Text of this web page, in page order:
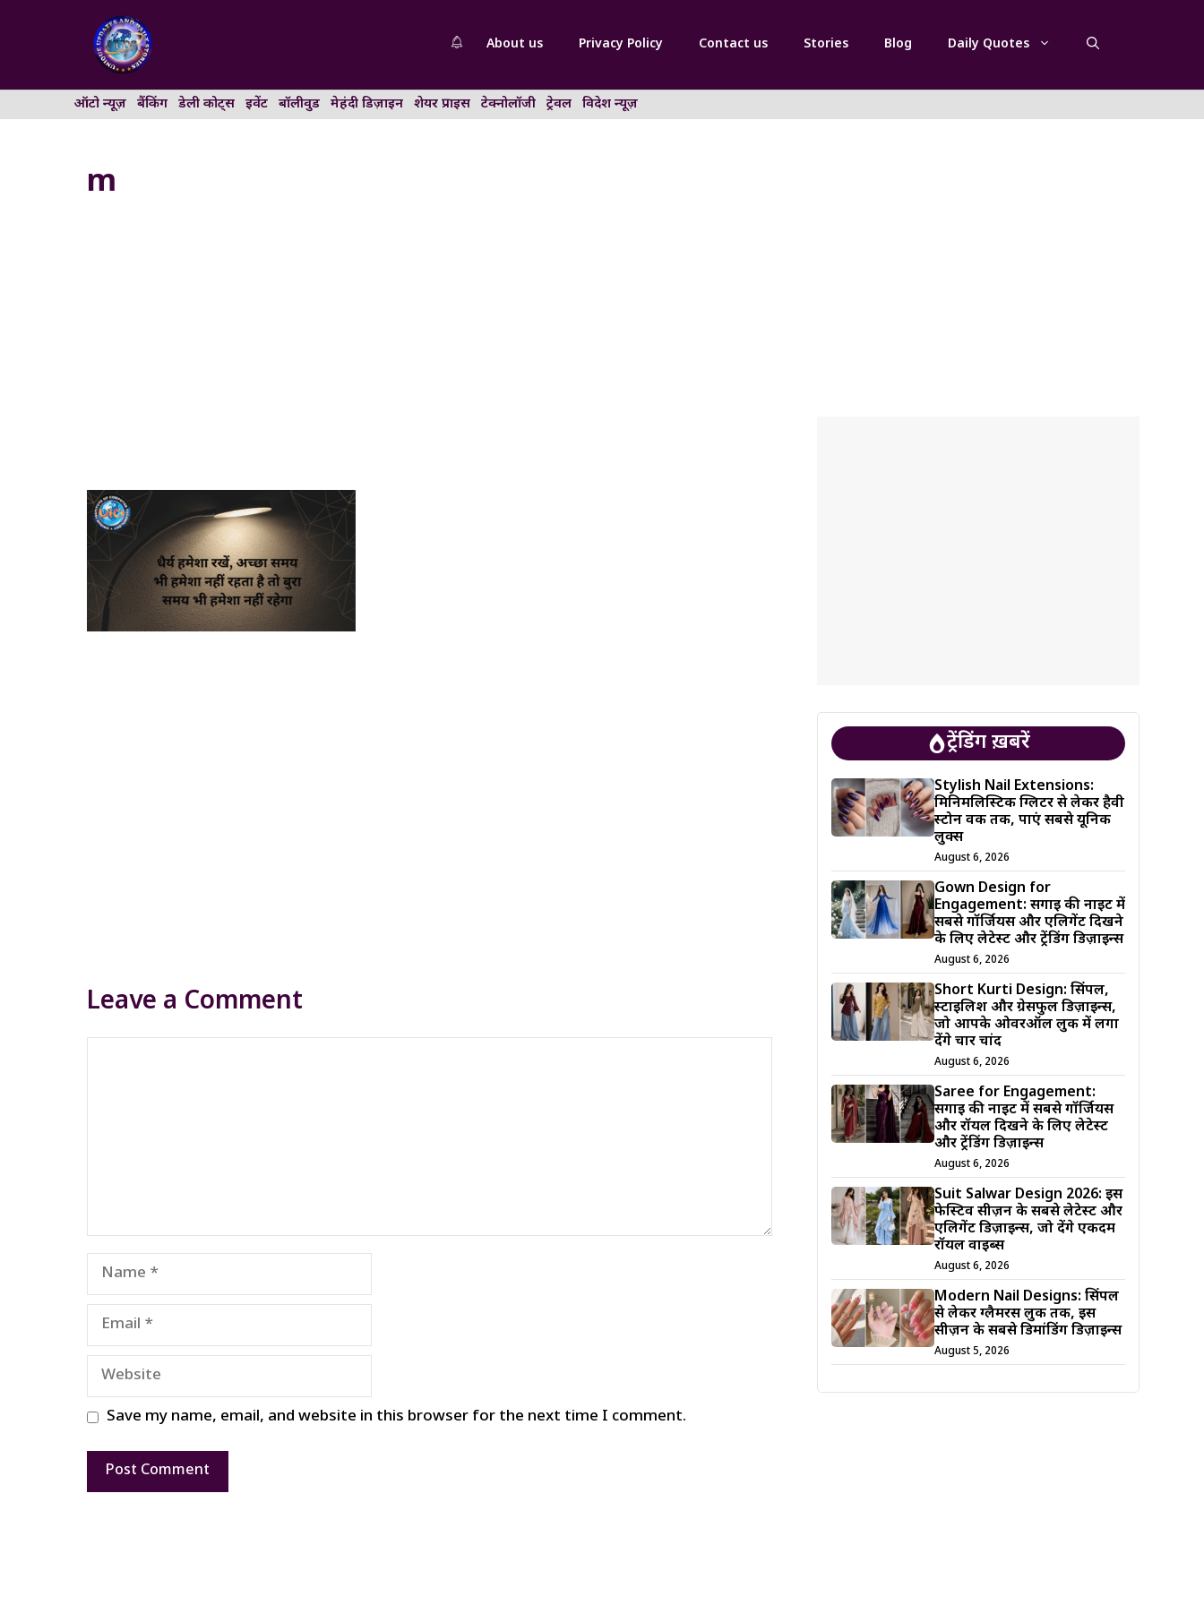
About us Privacy Policy Contact us Stories Blog Daily Quotes
ऑटो न्यूज़ बैंकिंग डेली कोट्स इवेंट बॉलीवुड मेहंदी डिज़ाइन शेयर प्राइस टेक्नोलॉजी ट्रेवल विदेश न्यूज़
m
Leave a Comment
Name
Email
Website
Save my name, email, and website in this browser for the next time I comment.
ट्रेंडिंग ख़बरें
Stylish Nail Extensions:
मिनिमलिस्टिक ग्लिटर से लेकर हैवी
स्टोन वर्क तक, पाएं सबसे यूनिक
लुक्स
August 6, 2026
Gown Design for
Engagement: सगाई की नाइट में
सबसे गॉर्जियस और एलिगेंट दिखने
के लिए लेटेस्ट और ट्रेंडिंग डिज़ाइन्स
August 6, 2026
Short Kurti Design: सिंपल,
स्टाइलिश और ग्रेसफुल डिज़ाइन्स,
जो आपके ओवरऑल लुक में लगा
देंगे चार चांद
August 6, 2026
Saree for Engagement:
सगाई की नाइट में सबसे गॉर्जियस
और रॉयल दिखने के लिए लेटेस्ट
और ट्रेंडिंग डिज़ाइन्स
August 6, 2026
Suit Salwar Design 2026: इस
फेस्टिव सीज़न के सबसे लेटेस्ट और
एलिगेंट डिज़ाइन्स, जो देंगे एकदम
रॉयल वाइब्स
August 6, 2026
Modern Nail Designs: सिंपल
से लेकर ग्लैमरस लुक तक, इस
सीज़न के सबसे डिमांडिंग डिज़ाइन्स
August 5, 2026